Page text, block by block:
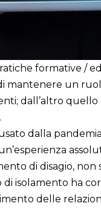
formative /
mantenere un
dall’altro
dalla
di disagio,
isolamento ha
delle